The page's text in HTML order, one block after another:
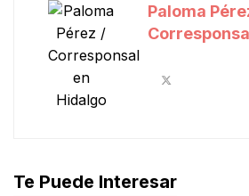
Paloma
Te Puede Interesar